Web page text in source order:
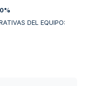
DEL EQUIPO: